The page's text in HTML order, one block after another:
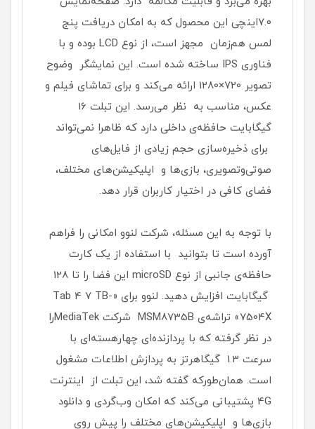
7.0اینچی این محصول که به امکان دریافت پنج
لمس هم‌زمان مجهز است، از نوع‌ LCD‌ بوده و با
فناوری‌ IPS‌ ساخته شده است. این نمایشگر وضوح
تصویر 720×1280 ارائه می‌کند و برای تماشای فیلم و
عکس، مناسب به ‌نظر می‌رسد. این تبلت 16
گیگابایت حافظه‌ی داخلی دارد که ظاهرا نمی‌تواند
برای ذخیره‌سازی حجم زیادی از فایل‌های
صوتی‌و‌تصویری، بازی‌ها و اپلیکیشن‌های مختلف،
فضای کافی در اختیار کاربران قرار دهد.
با ‌توجه به این مسئله، شرکت لنوو امکانی را فراهم
آورده است تا بتوانید با ‌استفاده از یک کارت
حافظه‌ی جانبی از نوع‌ microSD‌ این فضا را تا 128
گیگابایت افزایش دهید. لنوو برای «Tab 4 7 TB-
7504X» تراشه‌ی MSM8735B شرکت MediaTekرا
در ‌نظر ‌گرفته که با پردازنده‌ای چهارهسته‌ای با
سرعت 1.3 گیگاهرتز به پردازش اطلاعات مشغول
است. همان‌طورکه گفته شد، این تبلت از اینترنت
4G پشتیبانی می‌کند که امکان وب‌گردی و دانلود
بازی‌ها و اپلیکیشن‌های مختلف را پیش روی